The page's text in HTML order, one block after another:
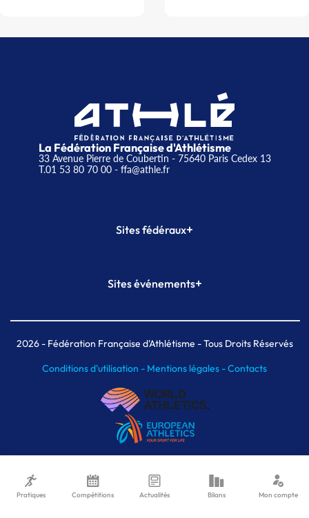
La Fédération Française d'Athlétisme
33 Avenue Pierre de Coubertin - 75640 Paris Cedex 13
T.01 53 80 70 00- ffa@athle.fr
Sites fédéraux+
Plateforme Formation
Sites événements+
Meeting de Paris indoor
MAIF Ekiden de Paris
2026- Fédération Française d'Athlétisme - Tous Droits Réservés
Conditions d'utilisation - Mentions légales -Contacts
Pratiques Compétitions Actualités Bilans Mon compte